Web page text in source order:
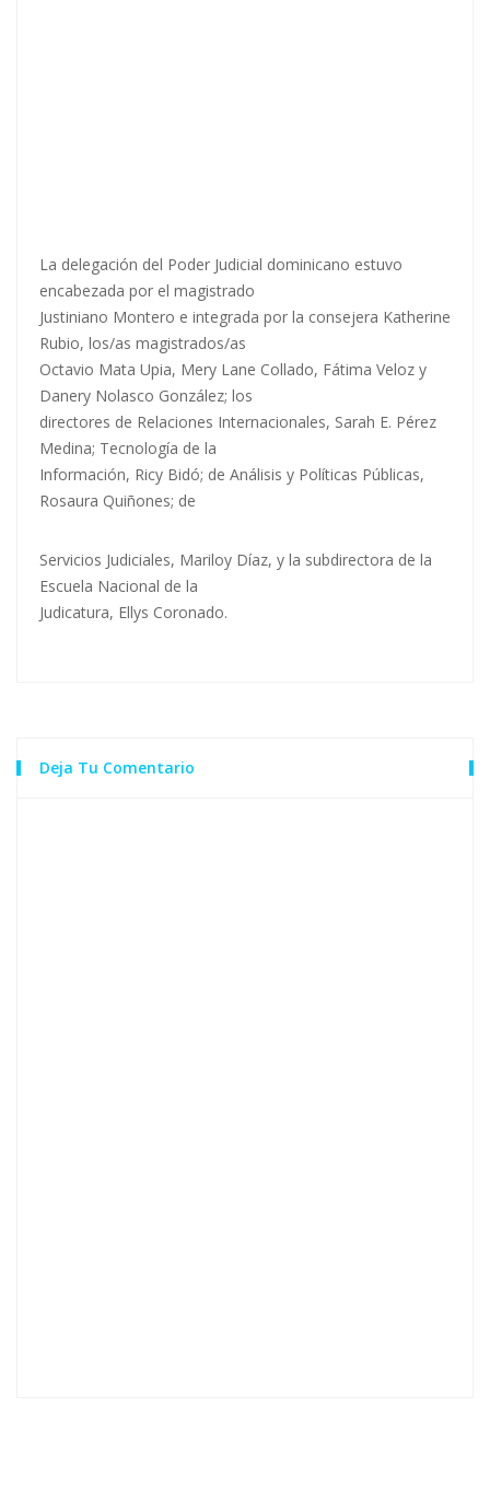
La delegación del Poder Judicial dominicano estuvo
encabezada por el magistrado
Justiniano Montero e integrada por la consejera Katherine
Rubio, los/as magistrados/as
Octavio Mata Upia, Mery Lane Collado, Fátima Veloz y
Danery Nolasco González; los
directores de Relaciones Internacionales, Sarah E. Pérez
Medina; Tecnología de la
Información, Ricy Bidó; de Análisis y Políticas Públicas,
Rosaura Quiñones; de
Servicios Judiciales, Mariloy Díaz, y la subdirectora de la
Escuela Nacional de la
Judicatura, Ellys Coronado.
Deja Tu Comentario